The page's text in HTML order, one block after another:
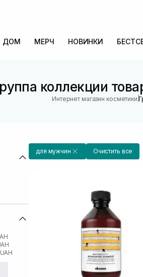
ДОМ МЕРЧ НОВИНКИ
коллекции
Интернет магазин косметики |
для мужчин Очистить все